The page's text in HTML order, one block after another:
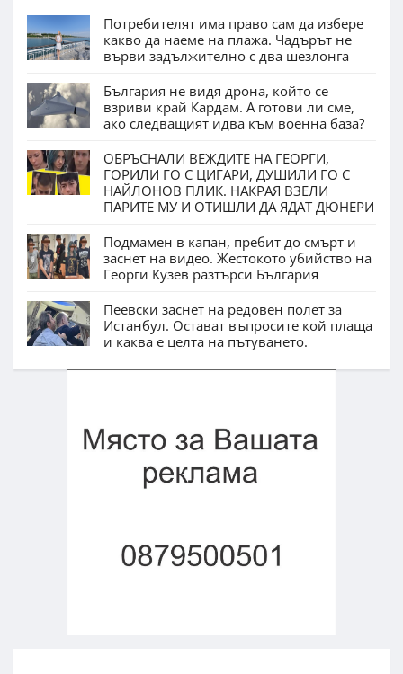
Потребителят има право сам да избере
какво да наеме на плажа. Чадърът не
върви задължително с два шезлонга
България не видя дрона, който се
взриви край Кардам. А готови ли сме,
ако следващият идва към военна база?
ОБРЪСНАЛИ ВЕЖДИТЕ НА ГЕОРГИ,
ГОРИЛИ ГО С ЦИГАРИ, ДУШИЛИ ГО С
НАЙЛОНОВ ПЛИК. НАКРАЯ ВЗЕЛИ
ПАРИТЕ МУ И ОТИШЛИ ДА ЯДАТ ДЮНЕРИ
Подмамен в капан, пребит до смърт и
заснет на видео. Жестокото убийство на
Георги Кузев разтърси България
Пеевски заснет на редовен полет за
Истанбул. Остават въпросите кой плаща
и каква е целта на пътуването.